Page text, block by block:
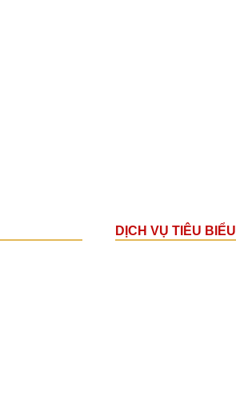
DỊCH VỤ TIÊU BIỂU